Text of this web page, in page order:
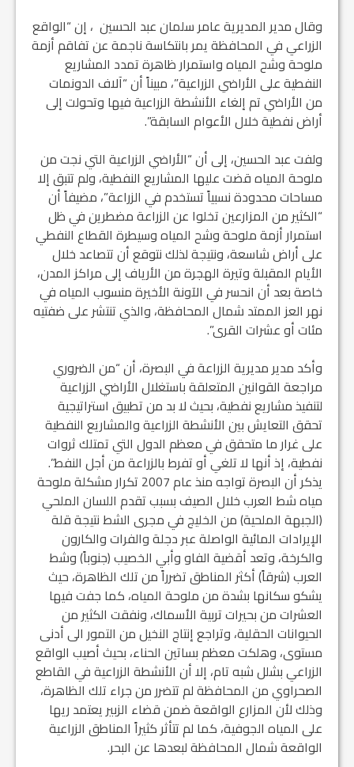
وقال مدير المديرية عامر سلمان عبد الحسين ، إن “الواقع
الزراعي في المحافظة يمر بانتكاسة ناجمة عن تفاقم أزمة
ملوحة وشح المياه واستمرار ظاهرة تمدد المشاريع
النفطية على الأراضي الزراعية”، مبيناً أن “آلاف الدونمات
من الأراضي تم إلغاء الأنشطة الزراعية فيها وتحولت إلى
أراض نفطية خلال الأعوام السابقة”.
ولفت عبد الحسين، إلى أن “الأراضي الزراعية التي نجت من
ملوحة المياه قضت عليها المشاريع النفطية، ولم تتبق إلا
مساحات محدودة نسبياً تستخدم في الزراعة”، مضيفاً أن
“الكثير من المزارعين تخلوا عن الزراعة مضطرين في ظل
استمرار أزمة ملوحة وشح المياه وسيطرة القطاع النفطي
على أراض شاسعة، ونتيجة لذلك نتوقع أن تتصاعد خلال
الأيام المقبلة وتيرة الهجرة من الأرياف إلى مراكز المدن،
خاصة بعد أن انحسر في الآونة الأخيرة منسوب المياه في
نهر العز الممتد شمال المحافظة، والذي تنتشر على ضفتيه
مئات أو عشرات القرى”.
وأكد مدير مديرية الزراعة في البصرة، أن “من الضروري
مراجعة القوانين المتعلقة باستغلال الأراضي الزراعية
لتنفيذ مشاريع نفطية، بحيث لا بد من تطبيق استراتيجية
تحقق التعايش بين الأنشطة الزراعية والمشاريع النفطية
على غرار ما متحقق في معظم الدول التي تمتلك ثروات
نفطية، إذ أنها لا تلغي أو تفرط بالزراعة من أجل النفط”.
يذكر أن البصرة تواجه منذ عام 2007 تكرار مشكلة ملوحة
مياه شط العرب خلال الصيف بسبب تقدم اللسان الملحي
(الجبهة الملحية) من الخليج في مجرى الشط نتيجة قلة
الإيرادات المائية الواصلة عبر دجلة والفرات والكارون
والكرخة، وتعد أقضية الفاو وأبي الخصيب (جنوباً) وشط
العرب (شرقاً) أكثر المناطق تضرراً من تلك الظاهرة، حيث
يشكو سكانها بشدة من ملوحة المياه، كما جفت فيها
العشرات من بحيرات تربية الأسماك، ونفقت الكثير من
الحيوانات الحقلية، وتراجع إنتاج النخيل من التمور الى أدنى
مستوى، وهلكت معظم بساتين الحناء، بحيث أصيب الواقع
الزراعي بشلل شبه تام، إلا أن الأنشطة الزراعية في القاطع
الصحراوي من المحافظة لم تتضرر من جراء تلك الظاهرة،
وذلك لأن المزارع الواقعة ضمن قضاء الزبير يعتمد ريها
على المياه الجوفية، كما لم تتأثر كثيراً المناطق الزراعية
الواقعة شمال المحافظة لبعدها عن البحر.